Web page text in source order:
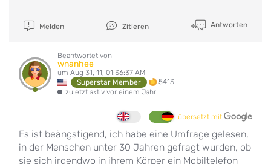
Melden Zitieren Antworten
Beantwortet von
wnanhee
um Aug 31, 11, 01:36:37 AM
Superstar Member
5413
zuletzt aktiv vor einem Jahr
übersetzt mit
Es ist beängstigend, ich habe eine Umfrage gelesen,
in der Menschen unter 30 Jahren gefragt wurden, ob
sie sich irgendwo in ihrem Körper ein Mobiltelefon